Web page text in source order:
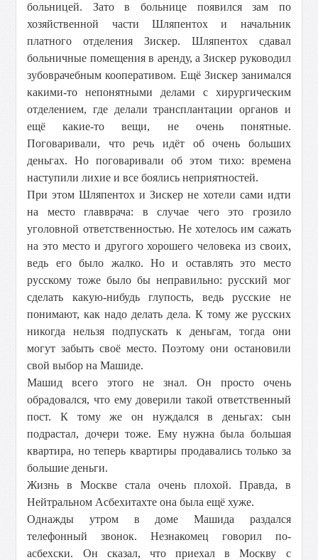
больницей. Зато в больнице появился зам по
хозяйственной части Шляпентох и начальник
платного отделения Зискер. Шляпентох сдавал
больничные помещения в аренду, а Зискер руководил
зубоврачебным кооперативом. Ещё Зискер занимался
какими-то непонятными делами с хирургическим
отделением, где делали трансплантации органов и
ещё какие-то вещи, не очень понятные.
Поговаривали, что речь идёт об очень больших
деньгах. Но поговаривали об этом тихо: времена
наступили лихие и все боялись неприятностей.
При этом Шляпентох и Зискер не хотели сами идти
на место главврача: в случае чего это грозило
уголовной ответственностью. Не хотелось им сажать
на это место и другого хорошего человека из своих,
ведь его было жалко. Но и оставлять это место
русскому тоже было бы неправильно: русский мог
сделать какую-нибудь глупость, ведь русские не
понимают, как надо делать дела. К тому же русских
никогда нельзя подпускать к деньгам, тогда они
могут забыть своё место. Поэтому они остановили
свой выбор на Машиде.
Машид всего этого не знал. Он просто очень
обрадовался, что ему доверили такой ответственный
пост. К тому же он нуждался в деньгах: сын
подрастал, дочери тоже. Ему нужна была большая
квартира, но теперь квартиры продавались только за
большие деньги.
Жизнь в Москве стала очень плохой. Правда, в
Нейтральном Асбехитахте она была ещё хуже.
Однажды утром в доме Машида раздался
телефонный звонок. Незнакомец говорил по-
асбехски. Он сказал, что приехал в Москву с